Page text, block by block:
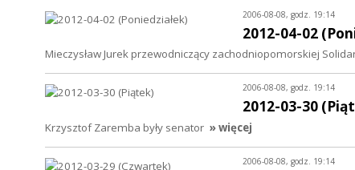
2006-08-08, godz. 19:14
2012-04-02
Mieczysław Jurek przewodniczący zachodniopomorskiej
2006-08-08, godz. 19:14
2012-03-30
Krzysztof Zaremba były senator » więcej
2006-08-08, godz. 19:14